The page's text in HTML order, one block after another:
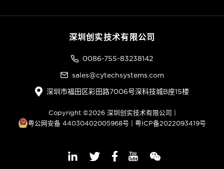
深圳创实技术有限公司
0086-755-83238142
sales@cytechsystems.com
深圳市福田区彩田路7006号深科技城B座15楼
Copyright ©2026 深圳创实技术有限公司 |
粤公网安备 44030402005968号 | 粤ICP备2022093419号